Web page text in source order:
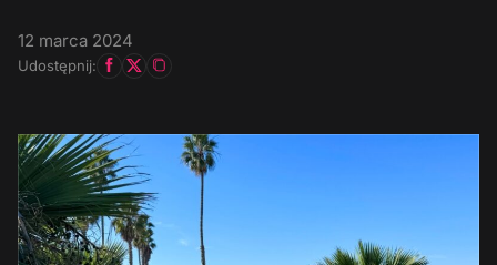
12 marca 2024
Udostępnij: